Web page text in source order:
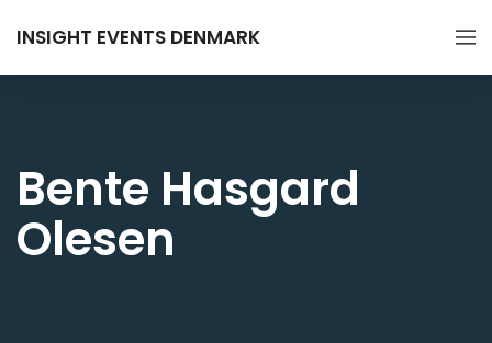
INSIGHT EVENTS DENMARK
Bente Hasgard
Olesen